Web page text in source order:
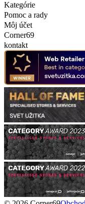
Kategórie
Pomoc a rady
Môj účet
Corner69
kontakt